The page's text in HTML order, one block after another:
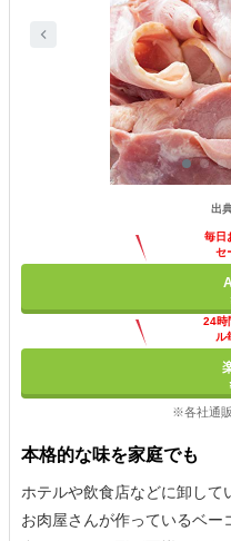
出
毎日
セ
24時
ル
※各社通
本格的な味を家庭でも
ホテルや飲食店などに卸して
お肉屋さんが作っているベ